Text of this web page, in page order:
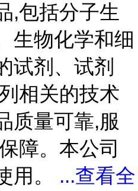
,包括分子生
生物化学和细
试剂、试剂
相关的技术
质量可靠,服
障。本公司
用。 ...查看全